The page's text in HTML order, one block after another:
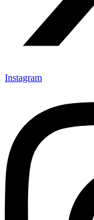
Instagram